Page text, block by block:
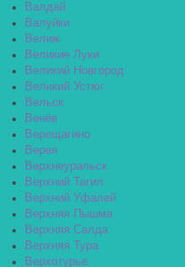
Валдай
Валуйки
Велиж
Великие Луки
Великий Новгород
Великий Устюг
Вельск
Венёв
Верещагино
Верея
Верхнеуральск
Верхний Тагил
Верхний Уфалей
Верхняя Пышма
Верхняя Салда
Верхняя Тура
Верхотурье